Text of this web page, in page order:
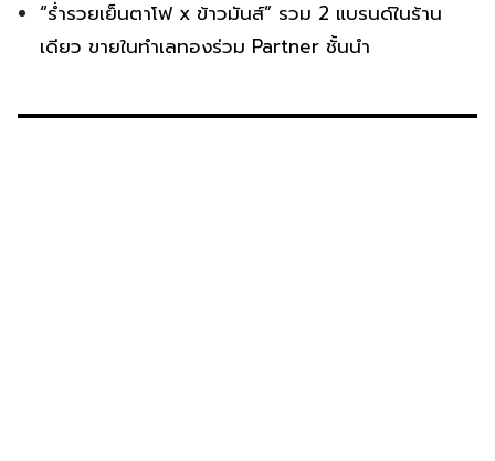
“ร่ำรวยเย็นตาโฟ x ข้าวมันส์” รวม 2 แบรนด์ในร้าน
เดียว ขายในทำเลทองร่วม Partner ชั้นนำ